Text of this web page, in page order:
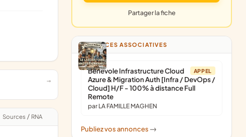
Sources / RNA
Partager la fiche
ANNONCES ASSOCIATIVES
APPEL
Bénévole Infrastructure Cloud
Azure & Migration Auth [Infra / DevOps /
Cloud] H/F - 100% à distance Full
Remote
par LA FAMILLE MAGHEN
Publiez vos annonces ->